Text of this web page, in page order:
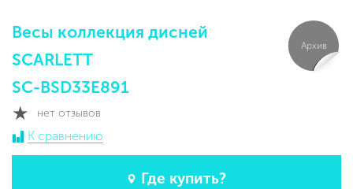
Весы коллекция дисней
SCARLETT
SC-BSD33E891
нет отзывов
К сравнению
Где купить?
Архив